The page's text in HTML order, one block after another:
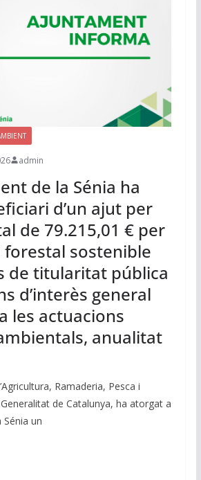
admin
de la Sénia ha
d’un ajut per
de 79.215,01 € per
forestal sostenible
de titularitat pública
d’interès general
les actuacions
anualitat
Ramaderia, Pesca i
de Catalunya, ha atorgat a
Sénia un